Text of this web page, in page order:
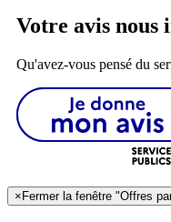
Votre avis nous
Qu'avez-vous pensé du
× Fermer la fenêtre "Offres